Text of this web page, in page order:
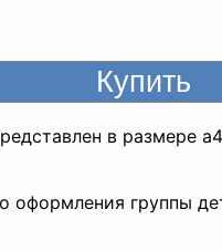
в размере
оформления группы